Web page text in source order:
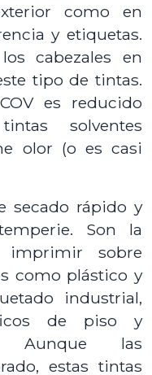
como en
y etiquetas.
cabezales en
tipo de tintas.
es reducido
solventes
olor (o es casi
secado rápido y
Son la
imprimir sobre
como plástico y
industrial,
de piso y
Aunque las
estas tintas